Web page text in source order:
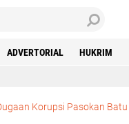
ADVERTORIAL HUKRIM
Korupsi Pasokan Batu